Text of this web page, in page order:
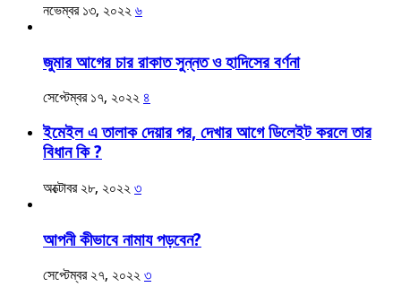
নভেম্বর ১৩, ২০২২ ৬
জুমার আগের চার রাকাত সুন্নত ও হাদিসের বর্ণনা
সেপ্টেম্বর ১৭, ২০২২ ৪
ইমেইল এ তালাক দেয়ার পর, দেখার আগে ডিলেইট করলে তার
বিধান কি ?
অক্টোবর ২৮, ২০২২ ৩
আপনী কীভাবে নামায পড়বেন?
সেপ্টেম্বর ২৭, ২০২২ ৩